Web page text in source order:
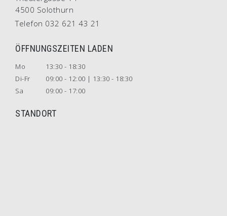
4500 Solothurn
Telefon 032 621 43 21
ÖFFNUNGSZEITEN LADEN
Mo
13:30 - 18:30
Di-Fr
09:00 - 12:00 | 13:30 - 18:30
Sa
09:00 - 17:00
STANDORT